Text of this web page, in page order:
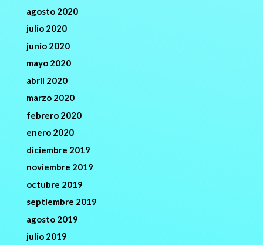
agosto 2020
julio 2020
junio 2020
mayo 2020
abril 2020
marzo 2020
febrero 2020
enero 2020
diciembre 2019
noviembre 2019
octubre 2019
septiembre 2019
agosto 2019
julio 2019